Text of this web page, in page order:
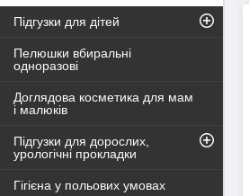
Підгузки для дітей
Пелюшки вбиральні
одноразові
Доглядова косметика для мам
і малюків
Підгузки для дорослих,
урологічні прокладки
Гігієна у польових умовах